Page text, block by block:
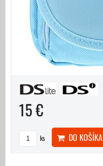
15 €
ks DO KOŠÍKA